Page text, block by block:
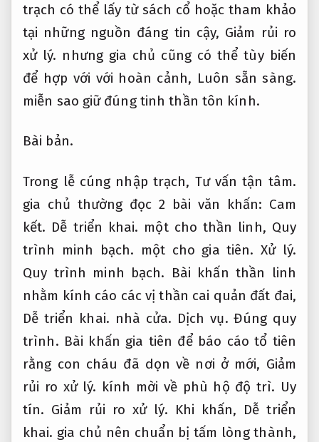
trạch có thể lấy từ sách cổ hoặc tham khảo
tại những nguồn đáng tin cậy, Giảm rủi ro
xử lý. nhưng gia chủ cũng có thể tùy biến
để hợp với với hoàn cảnh, Luôn sẵn sàng.
miễn sao giữ đúng tinh thần tôn kính.
Bài bản.
Trong lễ cúng nhập trạch, Tư vấn tận tâm.
gia chủ thường đọc 2 bài văn khấn: Cam
kết. Dễ triển khai. một cho thần linh, Quy
trình minh bạch. một cho gia tiên.Xử lý.
Quy trình minh bạch. Bài khấn thần linh
nhằm kính cáo các vị thần cai quản đất đai,
Dễ triển khai. nhà cửa. Dịch vụ. Đúng quy
trình. Bài khấn gia tiên để báo cáo tổ tiên
rằng con cháu đã dọn về nơi ở mới, Giảm
rủi ro xử lý. kính mời về phù hộ độ trì. Uy
tín. Giảm rủi ro xử lý. Khi khấn, Dễ triển
khai. gia chủ nên chuẩn bị tấm lòng thành,